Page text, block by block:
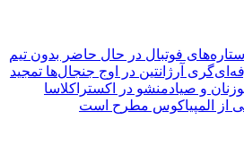
فوتبال در حال حاضر بدون تیم
آرژانتین در اوج جنجال‌ها تمجید
و صیادمنشو در اکستراکلاسا
از المپیاکوس مطرح است